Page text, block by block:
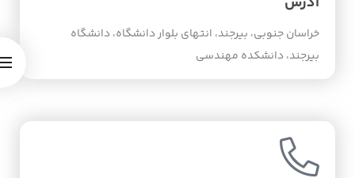
خراسان جنوبی، بیرجند، انتهای بلوار دانشگاه، دانشگاه
بیرجند، دانشکده مهندسی